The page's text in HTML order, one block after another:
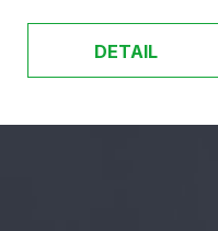
DETAIL